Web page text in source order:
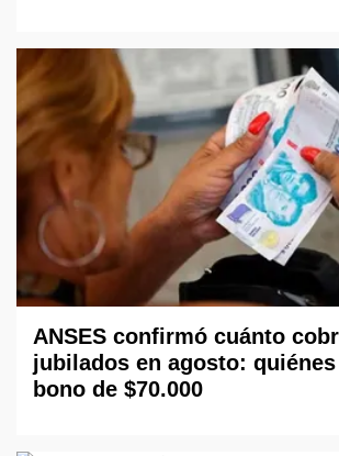
ANSES confirmó cuánto
jubilados en agosto: quiénes
bono de $70.000